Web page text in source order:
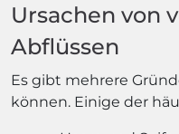
Ursachen von
Abflüssen
Es gibt mehrere
können. Einige der